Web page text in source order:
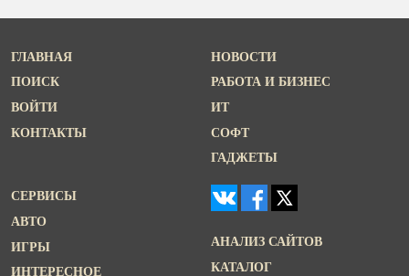
ГЛАВНАЯ
ПОИСК
ВОЙТИ
КОНТАКТЫ
НОВОСТИ
РАБОТА И БИЗНЕС
ИТ
СОФТ
ГАДЖЕТЫ
СЕРВИСЫ
АВТО
ИГРЫ
ИНТЕРЕСНОЕ
АНАЛИЗ САЙТОВ
КАТАЛОГ